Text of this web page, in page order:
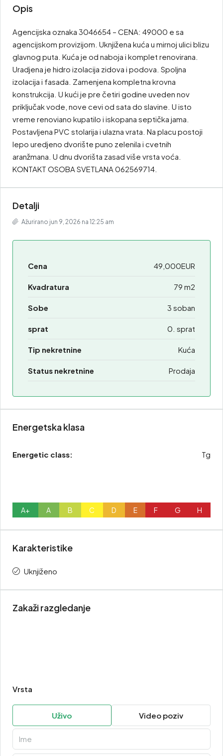
Opis
Agencijska oznaka 3046654 – CENA: 49000 e sa
agencijskom provizijom. Uknjižena kuća u mirnoj ulici blizu
glavnog puta. Kuća je od naboja i komplet renovirana.
Uradjena je hidro izolacija zidova i podova. Spoljna
izolacija i fasada. Zamenjena kompletna krovna
konstrukcija. U kući je pre četiri godine uveden nov
priključak vode, nove cevi od sata do slavine. U isto
vreme renoviano kupatilo i iskopana septička jama.
Postavljena PVC stolarija i ulazna vrata. Na placu postoji
lepo uredjeno dvorište puno zelenila i cvetnih
aranžmana. U dnu dvorišta zasad više vrsta voća.
KONTAKT OSOBA SVETLANA 062569714.
Detalji
Ažurirano jun 9, 2026 na 12:25 am
Cena 49,000EUR
Kvadratura 79 m2
Sobe 3 soban
sprat 0. sprat
Tip nekretnine Kuća
Status nekretnine Prodaja
Energetska klasa
Energetic class: Tg
A+ A B C D E F G H
Karakteristike
Uknjiženo
Zakaži razgledanje
Vrsta
Uživo Video poziv